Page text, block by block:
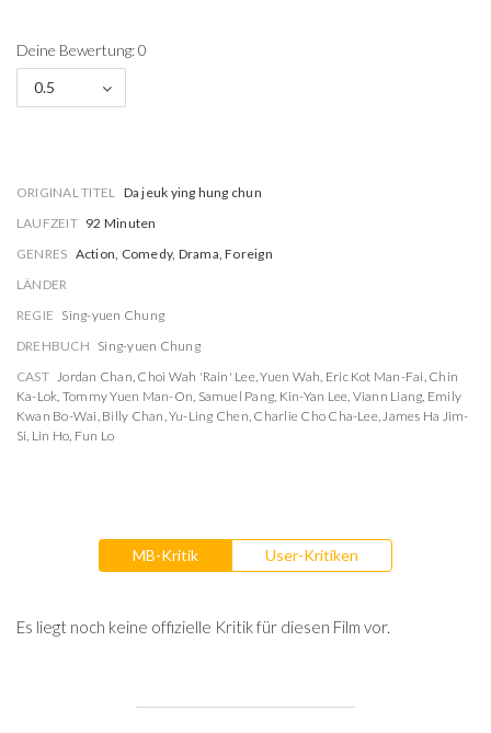
Deine Bewertung: 0
0.5
ORIGINAL TITEL Da jeuk ying hung chun
LAUFZEIT 92 Minuten
GENRES Action, Comedy, Drama, Foreign
LÄNDER
REGIE Sing-yuen Chung
DREHBUCH Sing-yuen Chung
CAST Jordan Chan, Choi Wah 'Rain' Lee,Yuen Wah, Eric Kot Man-Fai, Chin
Ka-Lok, Tommy Yuen Man-On, Samuel Pang, Kin-Yan Lee, Viann Liang, Emily
Kwan Bo-Wai, Billy Chan,Yu-Ling Chen, Charlie Cho Cha-Lee,James Ha Jim-
Si, Lin Ho, Fun Lo
MB-Kritik User-Kritiken
Es liegt noch keine offizielle Kritik für diesen Film vor.